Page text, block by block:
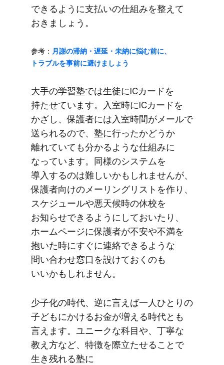
できるように​支払いの​仕組みを​整えて​
おきましょう。
参考： 月謝の​滞納・遅延・未納に​悩む前に、​
トラブルを​事前に​避けましょう
大手の​学習塾では​生徒に​ICカードを​
持たせています。​入室時に​ICカードを​
かざし、​保護者には​入室時間が​メールで​
送られるので、​塾に​行ったか​どうか​
離れていても​分かるような​仕組みに​
なっています。​同様の​システムを​
導入するのは​難しいかもしれませんが、​
保護者向けの​メーリングリストを​作り、​
スケジュールや​悪天候時の​休校を​
お知らせできるように​しておいたり、​
ホームページに​保護者が​不安や​不満を​
抱いた​時に​すぐに​連絡できるような​
問い合わせ窓口を​設けておくのも​
いいかもしれません。
少子化の​時代、​逆に​言えば​一人​ひとりの​
子どもに​かける​お金が​増える​時代とも​
言えます。​ユニークな​科目や、​丁寧な​
教え方など、​特徴を​際立たせる​ことで​
生き残れる​塾に​